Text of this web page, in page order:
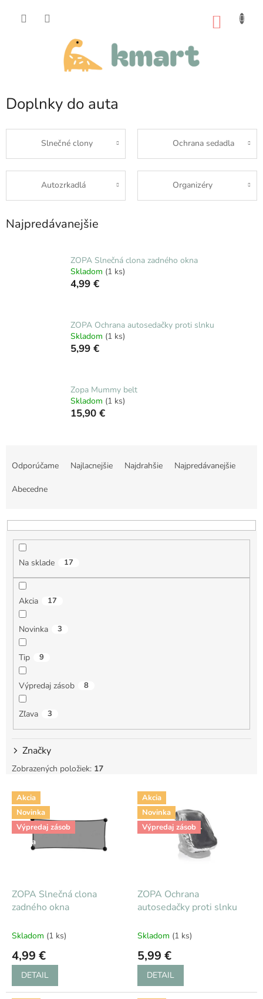
Doplnky do auta
Slnečné clony Ochrana sedadla
Autozrkadlá Organizéry
Najpredávanejšie
ZOPA Slnečná clona zadného okna
Skladom (1 ks)
4,99 €
ZOPA Ochrana autosedačky proti slnku
Skladom (1 ks)
5,99 €
Zopa Mummy belt
Skladom (1 ks)
15,90 €
i
e
Odporúčame Najlacnejšie Najdrahšie Najpredávanejšie
Abecedne
Na sklade 17
Akcia 17
Novinka 3
Tip 9
Výpredaj zásob 8
Zľava 3
Značky
Zobrazených položiek: 17
V
p
d
Akcia
Novinka
Výpredaj zásob
Zľava
ZOPA Slnečná clona
zadného okna
Skladom (1 ks)
4,99 €
DETAIL
Akcia
Novinka
Výpredaj zásob
ZOPA Ochrana
autosedačky proti slnku
Skladom (1 ks)
5,99 €
DETAIL